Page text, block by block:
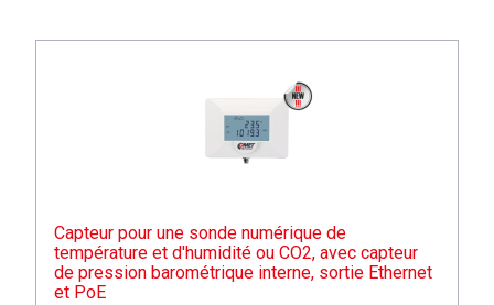
Capteur pour une sonde numérique de
température et d'humidité ou CO2, avec capteur
de pression barométrique interne, sortie Ethernet
et PoE